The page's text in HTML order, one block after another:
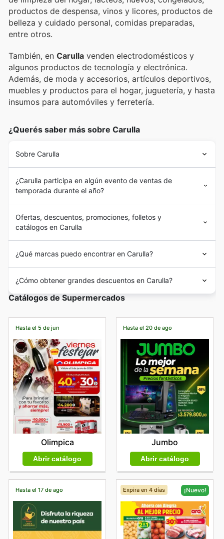
productos de despensa, vinos y licores, productos de
belleza y cuidado personal, comidas preparadas,
entre otros.
También, en Carulla venden electrodomésticos y
algunos productos de tecnología y electrónica.
Además, de moda y accesorios, artículos deportivos,
muebles y productos para el hogar, juguetería, y hasta
insumos para automóviles y ferretería.
¿Querés saber más sobre Carulla
Sobre Carulla
¿Carulla participa en algún evento de ventas de
temporada durante el año?
Ofertas, descuentos, promociones, folletos y
catálogos en Carulla
¿Qué marcas puedo encontrar en Carulla?
¿Cómo obtener grandes descuentos en Carulla?
Catálogos de Supermercados
Hasta el 5 de jun
Olimpica
Abrir catálogo
Hasta el 20 de ago
Jumbo
Abrir catálogo
Hasta el 17 de ago Expira en 4 días ¡Nuevo!